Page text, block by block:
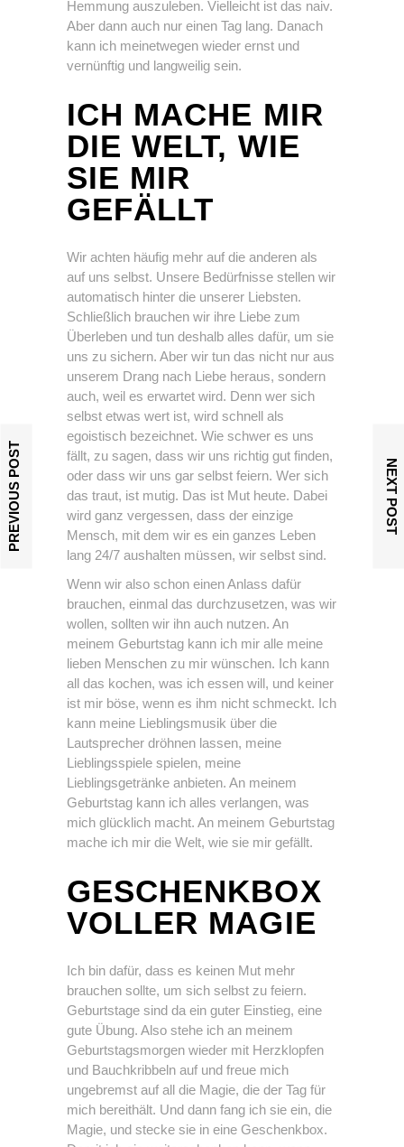
Hemmung auszuleben. Vielleicht ist das naiv.
Aber dann auch nur einen Tag lang. Danach
kann ich meinetwegen wieder ernst und
vernünftig und langweilig sein.
ICH MACHE MIR
DIE WELT, WIE
SIE MIR
GEFÄLLT
Wir achten häufig mehr auf die anderen als
auf uns selbst. Unsere Bedürfnisse stellen wir
automatisch hinter die unserer Liebsten.
Schließlich brauchen wir ihre Liebe zum
Überleben und tun deshalb alles dafür, um sie
uns zu sichern. Aber wir tun das nicht nur aus
unserem Drang nach Liebe heraus, sondern
auch, weil es erwartet wird. Denn wer sich
selbst etwas wert ist, wird schnell als
egoistisch bezeichnet. Wie schwer es uns
fällt, zu sagen, dass wir uns richtig gut finden,
oder dass wir uns gar selbst feiern. Wer sich
das traut, ist mutig. Das ist Mut heute. Dabei
wird ganz vergessen, dass der einzige
Mensch, mit dem wir es ein ganzes Leben
lang 24/7 aushalten müssen, wir selbst sind.
Wenn wir also schon einen Anlass dafür
brauchen, einmal das durchzusetzen, was wir
wollen, sollten wir ihn auch nutzen. An
meinem Geburtstag kann ich mir alle meine
lieben Menschen zu mir wünschen. Ich kann
all das kochen, was ich essen will, und keiner
ist mir böse, wenn es ihm nicht schmeckt. Ich
kann meine Lieblingsmusik über die
Lautsprecher dröhnen lassen, meine
Lieblingsspiele spielen, meine
Lieblingsgetränke anbieten. An meinem
Geburtstag kann ich alles verlangen, was
mich glücklich macht. An meinem Geburtstag
mache ich mir die Welt, wie sie mir gefällt.
GESCHENKBOX
VOLLER MAGIE
Ich bin dafür, dass es keinen Mut mehr
brauchen sollte, um sich selbst zu feiern.
Geburtstage sind da ein guter Einstieg, eine
gute Übung. Also stehe ich an meinem
Geburtstagsmorgen wieder mit Herzklopfen
und Bauchkribbeln auf und freue mich
ungebremst auf all die Magie, die der Tag für
mich bereithält. Und dann fang ich sie ein, die
Magie, und stecke sie in eine Geschenkbox.
PREVIOUS POST NEXT POST